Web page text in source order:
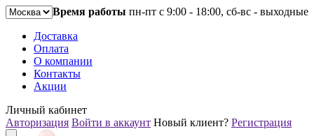
Время работы пн-пт с 9:00 - 18:00, сб-вс - выходные
Доставка
Оплата
О компании
Контакты
Акции
Личный кабинет
Авторизация Войти в аккаунт Новый клиент? Регистрация